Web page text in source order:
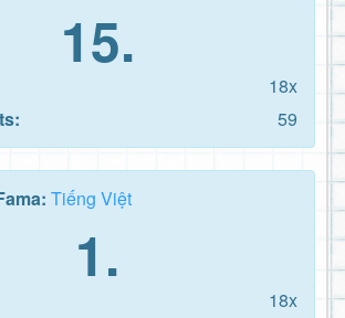
15.
18x
59
Tiếng Việt
1.
18x